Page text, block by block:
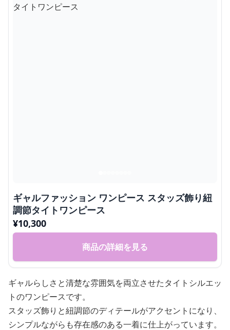
ギャルファッション ワンピース スタッズ飾り紐
調節タイトワンピース
¥10,300
商品の詳細を見る
ギャルらしさと清楚な雰囲気を両立させたタイトシルエッ
トのワンピースです。
スタッズ飾りと紐調節のディテールがアクセントになり、
シンプルながらも存在感のある一着に仕上がっています。